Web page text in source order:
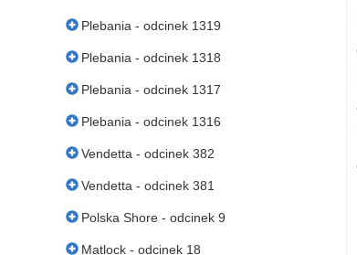
Plebania - odcinek 1319
Plebania - odcinek 1318
Plebania - odcinek 1317
Plebania - odcinek 1316
Vendetta - odcinek 382
Vendetta - odcinek 381
Polska Shore - odcinek 9
Matlock - odcinek 18